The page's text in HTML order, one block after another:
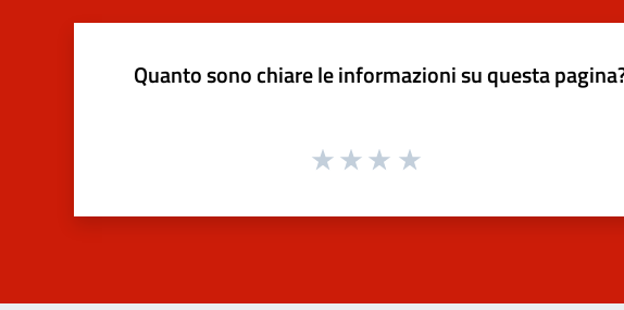
Quanto sono chiare le informazioni su questa